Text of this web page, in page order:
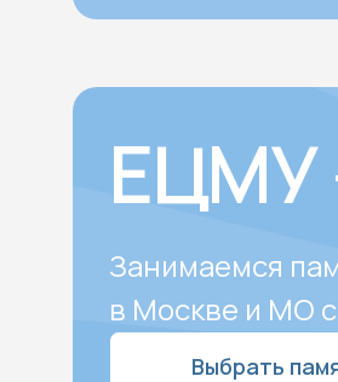
ЕЦМУ
Занимаемся
в Москве и МО с
Выбрать